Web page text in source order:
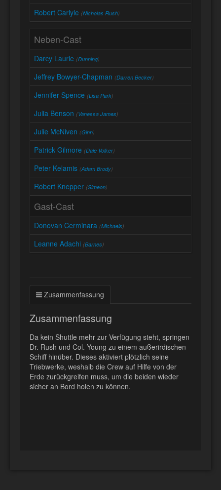
Robert Carlyle (Nicholas Rush)
Neben-Cast
Darcy Laurie (Dunning)
Jeffrey Bowyer-Chapman (Darren Becker)
Jennifer Spence (Lisa Park)
Julia Benson (Vanessa James)
Julie McNiven (Ginn)
Patrick Gilmore (Dale Volker)
Peter Kelamis (Adam Brody)
Robert Knepper (Simeon)
Gast-Cast
Donovan Cerminara (Michaels)
Leanne Adachi (Barnes)
Zusammenfassung
Zusammenfassung
Da kein Shuttle mehr zur Verfügung steht, springen
Dr. Rush und Col. Young zu einem außerirdischen
Schiff hinüber. Dieses aktiviert plötzlich seine
Triebwerke, weshalb die Crew auf Hilfe von der
Erde zurückgreifen muss, um die beiden wieder
sicher an Bord holen zu können.